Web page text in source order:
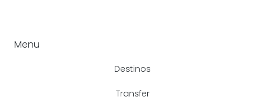
Menu
Destinos
Transfer